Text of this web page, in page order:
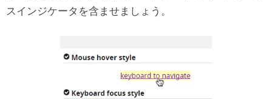
スインジケータを含ませましょう。